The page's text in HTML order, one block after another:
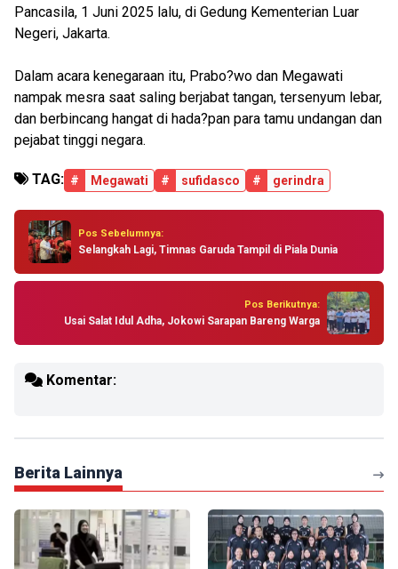
Pancasila, 1 Juni 2025 lalu, di Gedung Kementerian Luar
Negeri, Jakarta.
Dalam acara kenegaraan itu, Prabo?wo dan Megawati
nampak mesra saat saling berjabat tangan, tersenyum lebar,
dan berbincang hangat di hada?pan para tamu undangan dan
pejabat tinggi negara.
TAG: # Megawati # sufidasco # gerindra
Pos Sebelumnya:
Selangkah Lagi, Timnas Garuda Tampil di Piala Dunia
Pos Berikutnya:
Usai Salat Idul Adha, Jokowi Sarapan Bareng Warga
Komentar:
Berita Lainnya